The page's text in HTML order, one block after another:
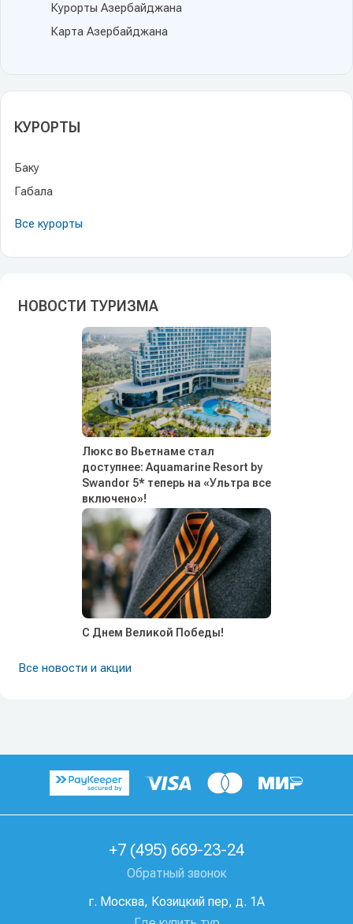
Курорты Азербайджана
Карта Азербайджана
КУРОРТЫ
Баку
Габала
Все курорты
НОВОСТИ ТУРИЗМА
Люкс во Вьетнаме стал
доступнее: Aquamarine Resort by
Swandor 5* теперь на «Ультра все
включено»!
С Днем Великой Победы!
Все новости и акции
+7 (495) 669-23-24
Обратный звонок
г. Москва, Козицкий пер, д. 1А